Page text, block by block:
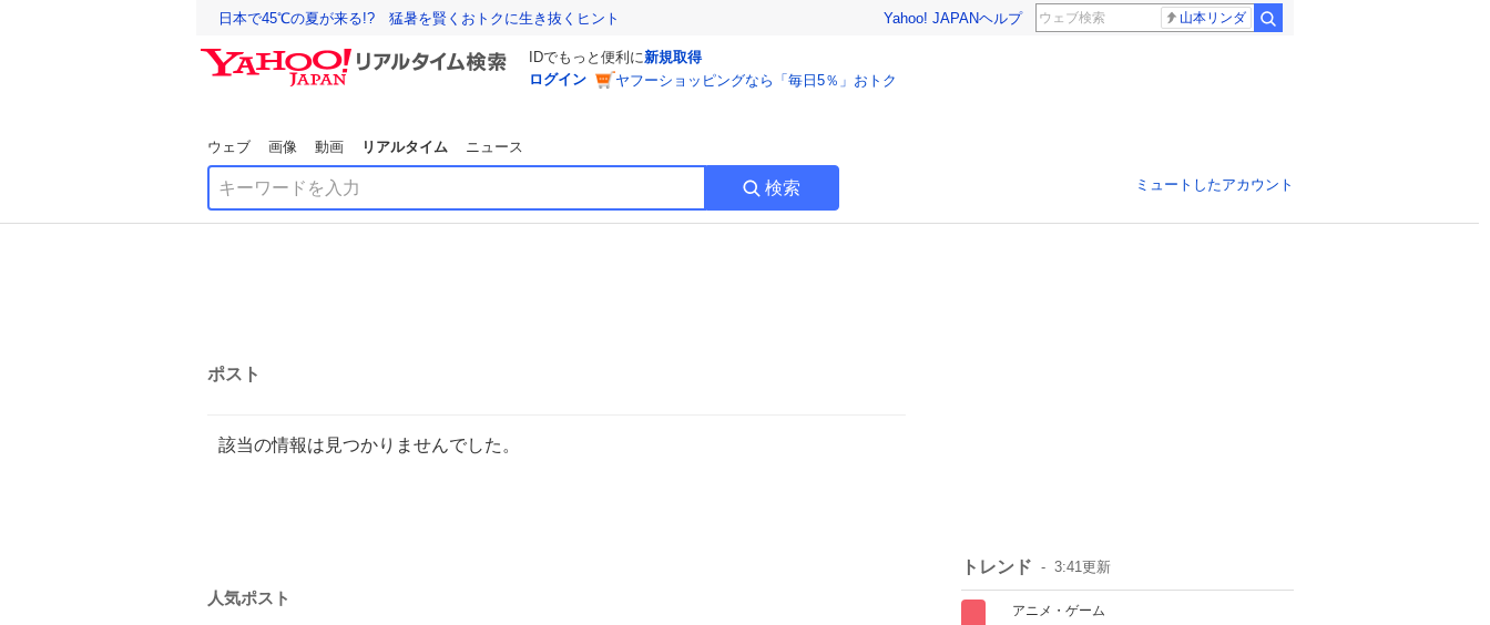
日本で45℃の夏が来る!? 猛暑を賢くおトクに生き抜くヒント Yahoo! JAPANヘルプ 山本リンダ
IDでもっと便利に新規取得
ログイン
ヤフーショッピングなら「毎日5％」おトク
ウェブ 画像 動画 リアルタイム ニュース
検索 ミュートしたアカウント
ポスト
該当の情報は見つかりませんでした。
人気ポスト
トレンド 3:41更新
アニメ・ゲーム